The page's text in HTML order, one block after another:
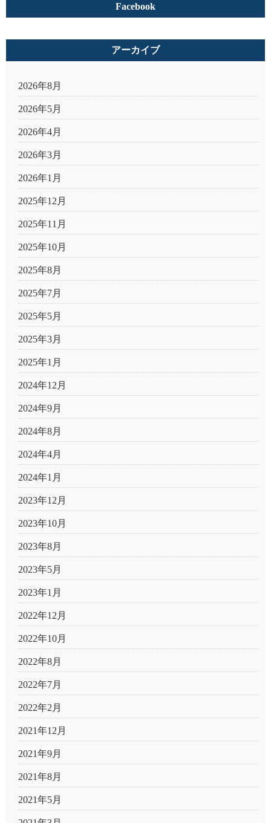
Facebook
アーカイブ
2026年8月
2026年5月
2026年4月
2026年3月
2026年1月
2025年12月
2025年11月
2025年10月
2025年8月
2025年7月
2025年5月
2025年3月
2025年1月
2024年12月
2024年9月
2024年8月
2024年4月
2024年1月
2023年12月
2023年10月
2023年8月
2023年5月
2023年1月
2022年12月
2022年10月
2022年8月
2022年7月
2022年2月
2021年12月
2021年9月
2021年8月
2021年5月